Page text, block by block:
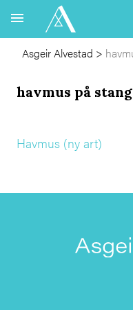
Asgeir Alvestad >
havmus på stang
Havmus (ny art)